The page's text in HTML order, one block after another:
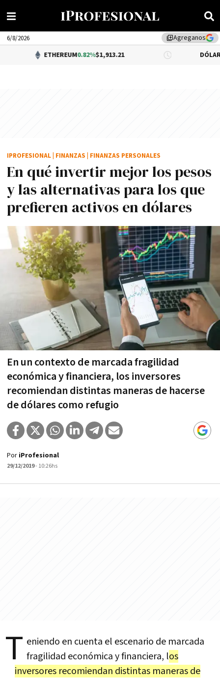
library_addAgreganos
6/8/2026
ETHEREUM0.82%$1,913.21 DÓLAR BNA 0.34%
En qué invertir mejor los pesos
y las alternativas para los que
prefieren activos en dólares
En un contexto de marcada fragilidad
económica y financiera, los inversores
recomiendan distintas maneras de hacerse
de dólares como refugio
IPROFESIONAL FINANZAS FINANZAS PERSONALES
Por iProfesional
29/12/2019- 10:26hs
T eniendo en cuenta el escenario de marcada
fragilidad económica y financiera, los
inversores recomiendan distintas maneras de